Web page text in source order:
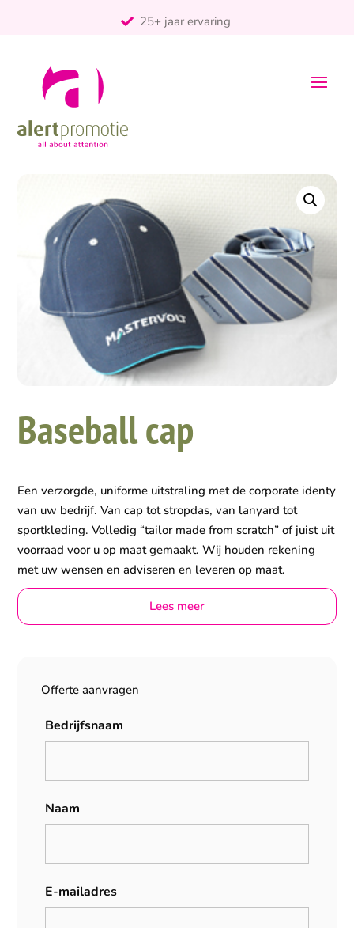
25+ jaar ervaring
Baseball cap
Een verzorgde, uniforme uitstraling met de corporate identy
van uw bedrijf. Van cap tot stropdas, van lanyard tot
sportkleding. Volledig “tailor made from scratch” of juist uit
voorraad voor u op maat gemaakt. Wij houden rekening
met uw wensen en adviseren en leveren op maat.
Lees meer
Offerte aanvragen
Bedrijfsnaam
Naam
E-mailadres